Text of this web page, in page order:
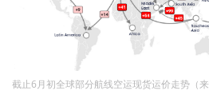
截止6月初全球部分航线空运现货运价走势（来